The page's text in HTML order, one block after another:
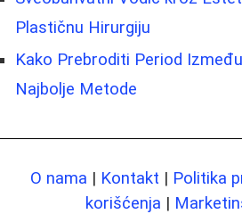
Plastičnu Hirurgiju
Kako Prebroditi Period
Najbolje Metode
O nama | Kontakt | Politika
korišćenja |